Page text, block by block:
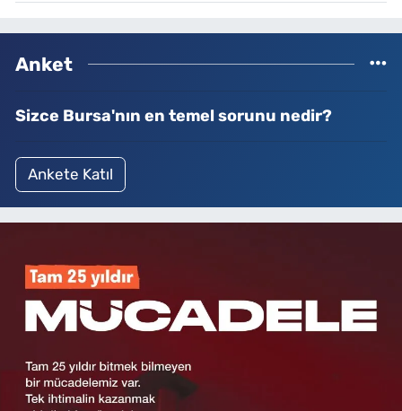
Anket
Sizce Bursa'nın en temel sorunu nedir?
Ankete Katıl